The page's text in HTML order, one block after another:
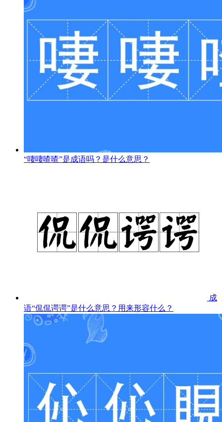
“啛啛喳喳”是成语吗？是什么意思？
成
语“侃侃谔谔”是什么意思？用来形容什么？